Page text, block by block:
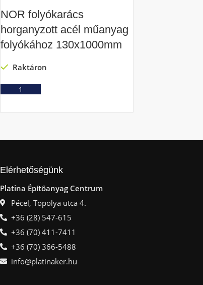
NOR folyókarács
horganyzott acél műanyag
folyókához 130x1000mm
Raktáron
Elérhetőségünk
Platina Építőanyag Centrum
Pécel, Topolya utca 4.
+36 (28) 547-615
+36 (70) 411-7411
+36 (70) 366-5488
info@platinaker.hu